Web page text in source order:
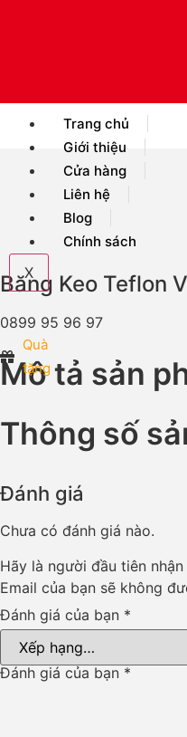
Trang chủ
Giới thiệu
Cửa hàng
Liên hệ
Blog
Chính sách
X
Băng Keo Teflon
0899 95 96 97
Quà
tặng
Mô tả sản
Thông số
Đánh giá
Chưa có đánh giá nào.
Hãy là người đầu tiên nhận
Email của bạn sẽ không
Đánh giá của bạn *
Đánh giá của bạn *